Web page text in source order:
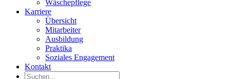
Wäschepflege
Karriere
Übersicht
Mitarbeiter
Ausbildung
Praktika
Soziales Engagement
Kontakt
Suche